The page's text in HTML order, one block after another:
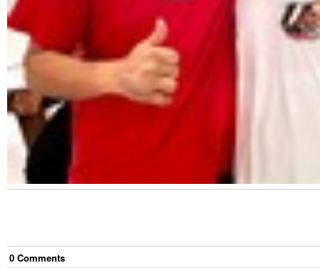
0 Comments